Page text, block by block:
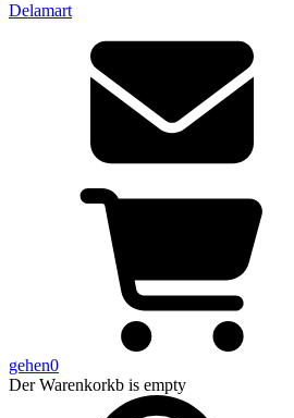
Delamart
gehen0
Der Warenkorkb is empty